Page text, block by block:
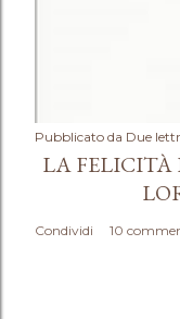
Pubblicato da Due
LA FELICITÀ
Condividi 10